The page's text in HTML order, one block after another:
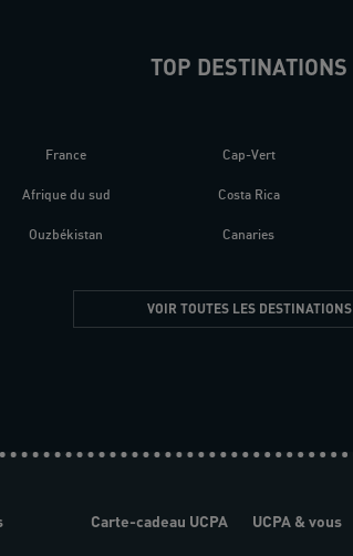
TOP DESTINATIONS
France
Afrique du sud
Ouzbékistan
Cap-Vert
Costa Rica
Canaries
VOIR TOUTES LES DESTINATIONS
Carte-cadeau UCPA UCPA & vous